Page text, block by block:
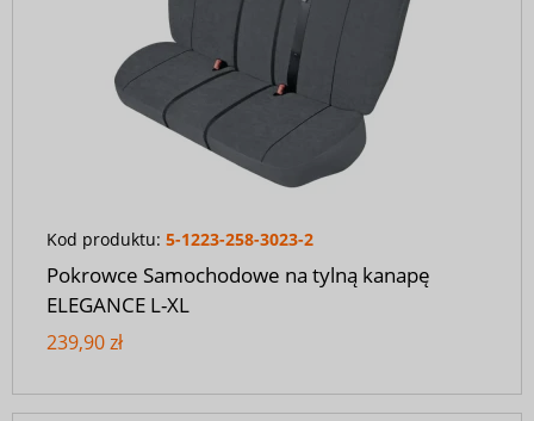
Kod produktu: 5-1223-258-3023-2
Pokrowce Samochodowe na tylną kanapę
ELEGANCE L-XL
239,90 zł